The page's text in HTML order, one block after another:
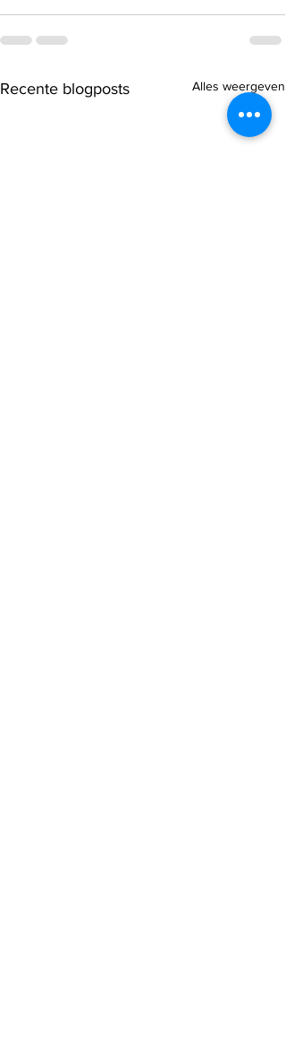
Recente blogposts Alles weergeven